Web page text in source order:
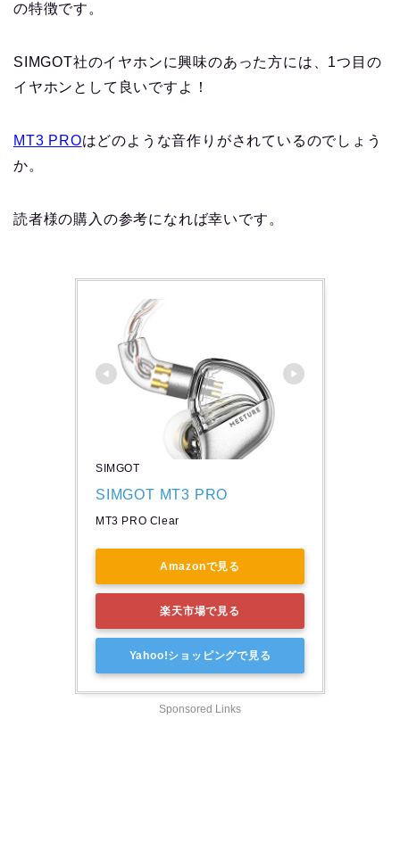
の特徴です。
SIMGOT社のイヤホンに興味のあった方には、1つ目の
イヤホンとして良いですよ！
MT3 PROはどのような音作りがされているのでしょう
か。
読者様の購入の参考になれば幸いです。
SIMGOT
SIMGOT MT3 PRO
MT3 PRO Clear
Amazonで見る
楽天市場で見る
Yahoo!ショッピングで見る
Sponsored Links